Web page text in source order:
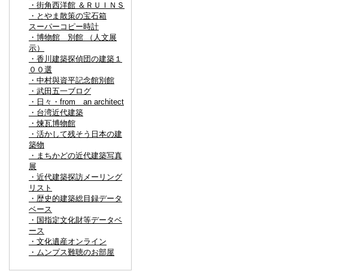
・街角西洋館 ＆ＲＵＩＮＳ
・とやま散策の宝石箱
スーパーコピー時計
・博物館 別館 （人文展
示）
・香川建築探偵団の建築１
００選
・中村與資平記念館別館
・武田五一ブログ
・日々・from an architect
・台湾近代建築
・煉瓦博物館
・活かして残そう日本の建
築物
・まちかどの近代建築写真
展
・近代建築探訪メーリング
リスト
・歴史的建築総目録データ
ベース
・国指定文化財等データベ
ース
・文化遺産オンライン
・ムンプス難聴のお部屋